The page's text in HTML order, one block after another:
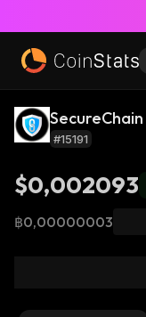
SecureChain
#15191
$0,002093
฿0,00000003